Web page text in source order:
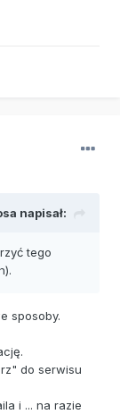
napisał:
tego
sposoby.
do serwisu
i ... na razie